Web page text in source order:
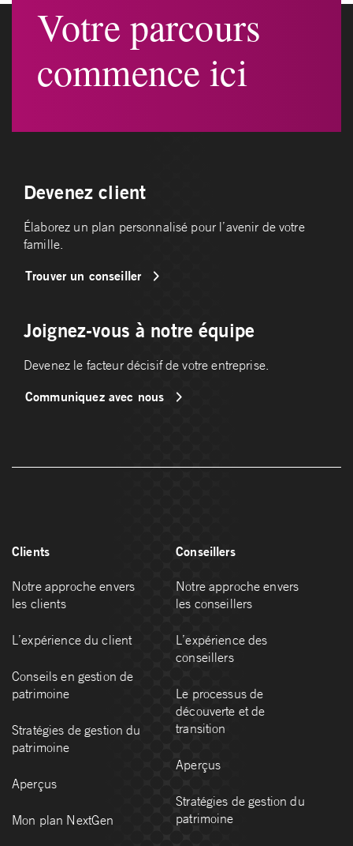
Votre parcours
commence ici
Devenez client
Élaborez un plan personnalisé pour l’avenir de votre
famille.
Trouver un conseiller
Joignez-vous à notre équipe
Devenez le facteur décisif de votre entreprise.
Communiquez avec nous
Clients
Notre approche envers
les clients
L’expérience du client
Conseils en gestion de
patrimoine
Stratégies de gestion du
patrimoine
Aperçus
Mon plan NextGen
Conseillers
Notre approche envers
les conseillers
L’expérience des
conseillers
Le processus de
découverte et de
transition
Aperçus
Stratégies de gestion du
patrimoine